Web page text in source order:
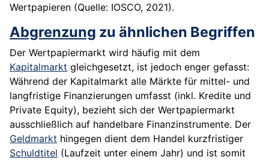
Wertpapieren (Quelle: IOSCO, 2021).
Abgrenzung zu ähnlichen Begriffen
Der Wertpapiermarkt wird häufig mit dem
Kapitalmarkt gleichgesetzt, ist jedoch enger gefasst:
Während der Kapitalmarkt alle Märkte für mittel- und
langfristige Finanzierungen umfasst (inkl. Kredite und
Private Equity), bezieht sich der Wertpapiermarkt
ausschließlich auf handelbare Finanzinstrumente. Der
Geldmarkt hingegen dient dem Handel kurzfristiger
Schuldtitel (Laufzeit unter einem Jahr) und ist somit